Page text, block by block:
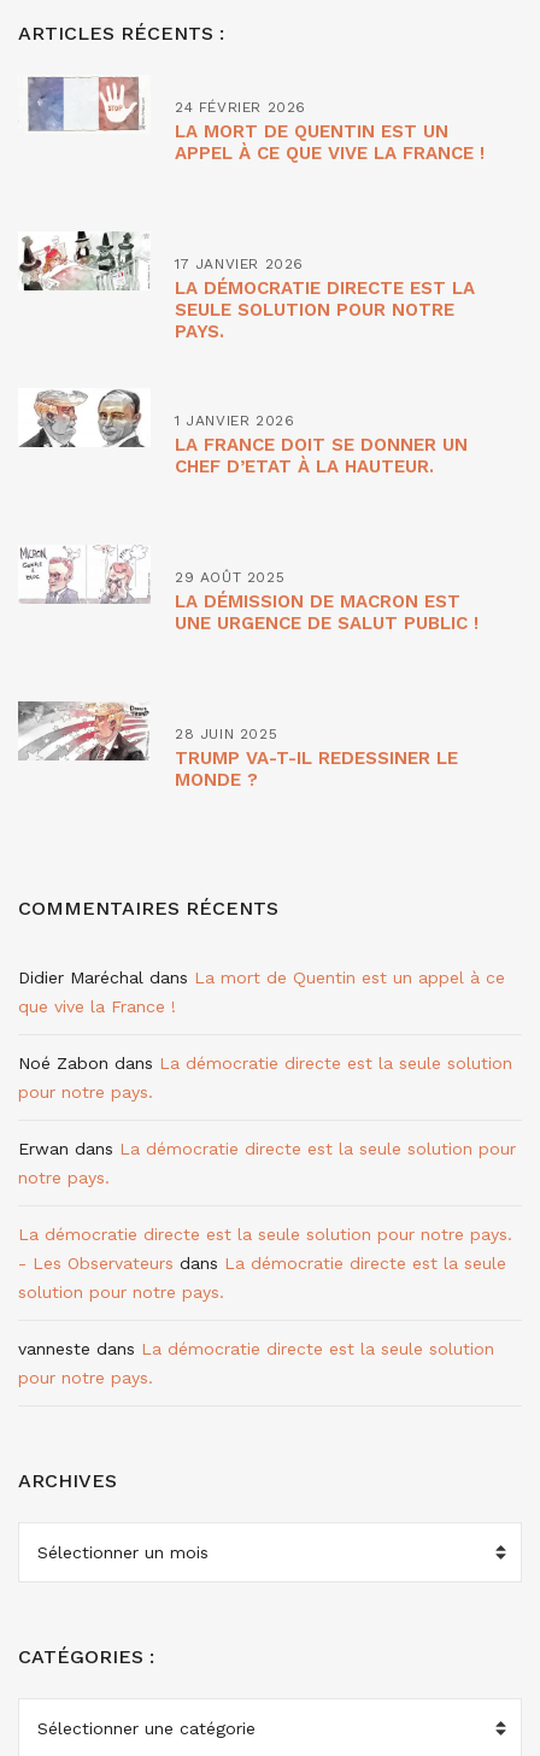
ARTICLES RÉCENTS :
24 FÉVRIER 2026
LA MORT DE QUENTIN EST UN
APPEL À CE QUE VIVE LA FRANCE !
17 JANVIER 2026
LA DÉMOCRATIE DIRECTE EST LA
SEULE SOLUTION POUR NOTRE
PAYS.
1 JANVIER 2026
LA FRANCE DOIT SE DONNER UN
CHEF D’ETAT À LA HAUTEUR.
29 AOÛT 2025
LA DÉMISSION DE MACRON EST
UNE URGENCE DE SALUT PUBLIC !
28 JUIN 2025
TRUMP VA-T-IL REDESSINER LE
MONDE ?
COMMENTAIRES RÉCENTS
Didier Maréchal dans La mort de Quentin est un appel à ce
que vive la France !
Noé Zabon dans La démocratie directe est la seule solution
pour notre pays.
Erwan dans La démocratie directe est la seule solution pour
notre pays.
La démocratie directe est la seule solution pour notre pays.
- Les Observateurs dans La démocratie directe est la seule
solution pour notre pays.
vanneste dans La démocratie directe est la seule solution
pour notre pays.
ARCHIVES
CATÉGORIES :